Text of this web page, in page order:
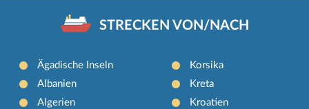
STRECKEN VON/NACH
Ägadische Inseln
Albanien
Algerien
Korsika
Kreta
Kroatien